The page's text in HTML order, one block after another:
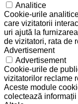
Analitice
Cookie-urile
care vizitatorii
uri ajută la
de vizitatori, rata de
Advertisement
Advertisement
Cookie-urile de
vizitatorilor reclame
Aceste module
colectează